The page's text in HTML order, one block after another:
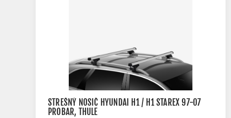
STREŠNÝ NOSIČ HYUNDAI H1 / H1 STAREX 97-07
PROBAR, THULE